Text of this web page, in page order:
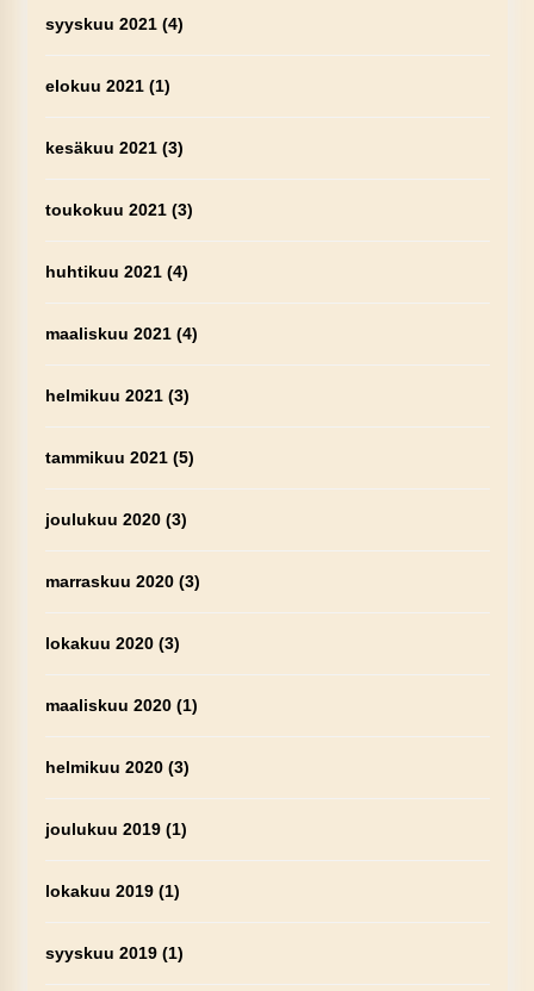
syyskuu 2021(4)
elokuu 2021(1)
kesäkuu 2021(3)
toukokuu 2021(3)
huhtikuu 2021(4)
maaliskuu 2021(4)
helmikuu 2021(3)
tammikuu 2021(5)
joulukuu 2020(3)
marraskuu 2020(3)
lokakuu 2020(3)
maaliskuu 2020(1)
helmikuu 2020(3)
joulukuu 2019(1)
lokakuu 2019(1)
syyskuu 2019(1)